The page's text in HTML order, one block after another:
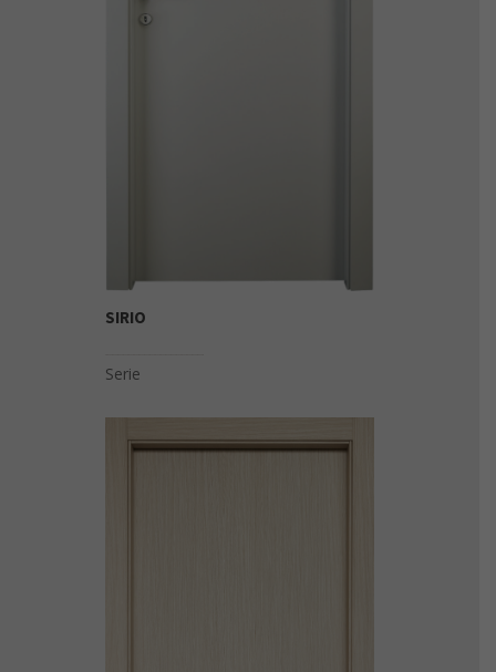
SIRIO